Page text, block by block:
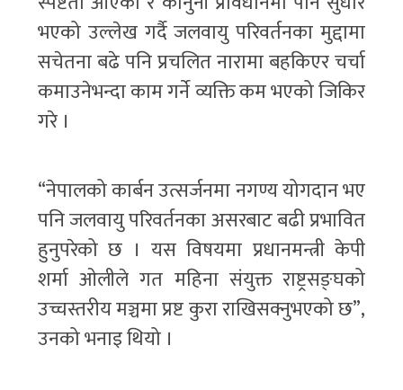
भएको उल्लेख गर्दै जलवायु परिवर्तनका मुद्दामा
सचेतना बढे पनि प्रचलित नारामा बहकिएर चर्चा
कमाउनेभन्दा काम गर्ने व्यक्ति कम भएको जिकिर
गरे ।
“नेपालको कार्बन उत्सर्जनमा नगण्य योगदान भए
पनि जलवायु परिवर्तनका असरबाट बढी प्रभावित
हुनुपरेको छ । यस विषयमा प्रधानमन्त्री केपी
शर्मा ओलीले गत महिना संयुक्त राष्ट्रसङ्घको
उच्चस्तरीय मञ्चमा प्रष्ट कुरा राखिसक्नुभएको छ”,
उनको भनाइ थियो ।